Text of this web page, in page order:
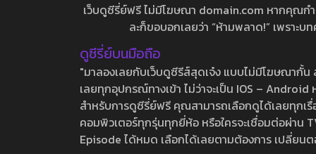
เว็บดูซีรี่ย์ฟรี ไม่มีโฆษณา domain.com หากคุณก
ละก็ขอบอกเลยว่า “ห้ามพลาด!” เพราะ
ดูซีรี่ย์บนมือถือ
"มาลองเลยกับเว็บดูซีรีส์สุดเจ๋ง แบบไม่มีโฆษณากั้
เลยทุกอุปกรณ์ทางเข้า ไม่ว่าจะเป็น IOS –
สำหรับการดูซีรี่ย์ฟรี คุณสามารถเลือกดูได้เลยทุกเ
คอมพิวเตอร์ทุกรุ่นทุกยี่ห้อ หรือใครจะเชื่อมต่อผ่าน
Episode ได้หมด เลือกได้เลยตามต้องการ เปลี่ยน